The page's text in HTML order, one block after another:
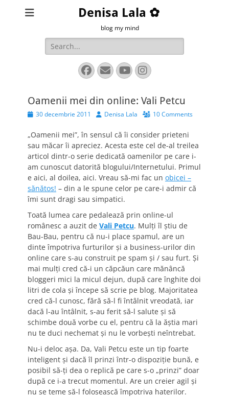
Denisa Lala ✿
blog my mind
Search
for:
Facebook
EmailYouTube
Instagram
Oamenii mei din online: Vali Petcu
Posted
30 decembrie 2011 AuthorDenisa Lala 10 Comments
„Oamenii mei”, în sensul că îi consider prieteni
sau măcar îi apreciez. Acesta este cel de-al treilea
articol dintr-o serie dedicată oamenilor pe care i-
am cunoscut datorită blogului/Internetului. Primul
e aici, al doilea, aici. Vreau să-mi fac un obicei –
sănătos! – din a le spune celor pe care-i admir că
îmi sunt dragi sau simpatici.
Toată lumea care pedalează prin online-ul
românesc a auzit de Vali Petcu. Mulţi îl ştiu de
Bau-Bau, pentru că nu-i place spamul, are un
dinte împotriva furturilor şi a business-urilor din
online care s-au construit pe spam şi / sau furt. Şi
mai mulţi cred că-i un căpcăun care mănâncă
bloggeri mici la micul dejun, după care înghite doi
litri de cola şi începe să scrie pe blog. Majoritatea
cred că-l cunosc, fără să-l fi întâlnit vreodată, iar
dacă l-au întâlnit, s-au ferit să-l salute şi să
schimbe două vorbe cu el, pentru că la ăştia mari
nu te duci nechemat şi nu le vorbeşti neîntrebat.
Nu-i deloc aşa. Da, Vali Petcu este un tip foarte
inteligent şi dacă îl prinzi într-o dispoziţie bună, e
posibil să-ţi dea o replică pe care s-o „prinzi” doar
după ce i-a trecut momentul. Are un creier agil şi
nu se teme să-l folosească împotriva haterilor.